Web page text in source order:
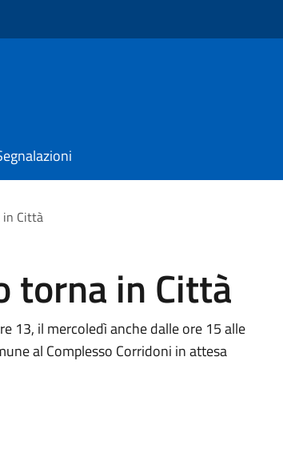
in Città
torna in Città
13, il mercoledì anche dalle ore 15 alle
al Complesso Corridoni in attesa